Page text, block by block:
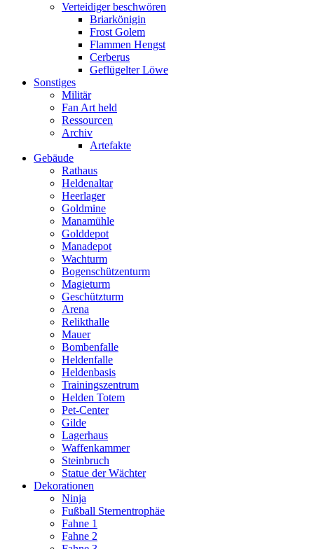
Verteidiger beschwören
Briarkönigin
Frost Golem
Flammen Hengst
Cerberus
Geflügelter Löwe
Sonstiges
Militär
Fan Art held
Ressourcen
Archiv
Artefakte
Gebäude
Rathaus
Heldenaltar
Heerlager
Goldmine
Manamühle
Golddepot
Manadepot
Wachturm
Bogenschützenturm
Magieturm
Geschützturm
Arena
Relikthalle
Mauer
Bombenfalle
Heldenfalle
Heldenbasis
Trainingszentrum
Helden Totem
Pet-Center
Gilde
Lagerhaus
Waffenkammer
Steinbruch
Statue der Wächter
Dekorationen
Ninja
Fußball Sternentrophäe
Fahne 1
Fahne 2